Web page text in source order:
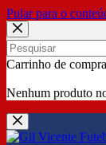
Pular para o
No
Carrinho de
Nenhum produto